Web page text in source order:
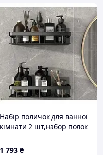
Набір поличок для ванної
кімнати 2 шт,набор полок
1 793 ₴